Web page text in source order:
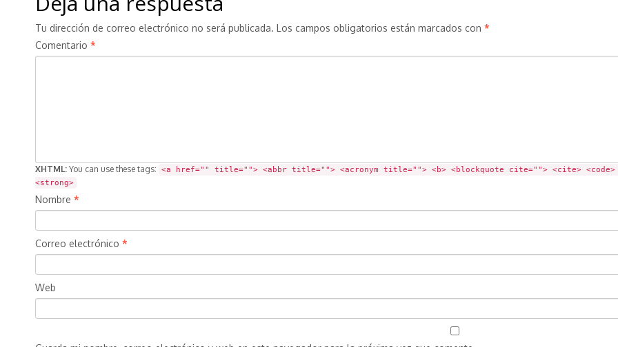
Tu dirección de correo electrónico no será publicada. Los campos obligatorios están marcados con *
Comentario *
XHTML: You can use these tags:
<a href="" title=""> <abbr title=""> <acronym title=""> <b> <blockquote cite=""> <cite> <code>
<strong>
Nombre *
Correo electrónico *
Web